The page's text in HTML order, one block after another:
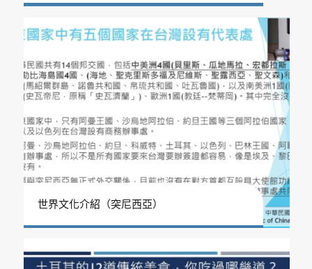
世界文化介紹（突尼西亞）